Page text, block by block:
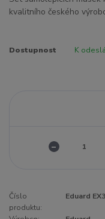
kvalitního českého
Dostupnost K
Číslo
produktu:
Eduard